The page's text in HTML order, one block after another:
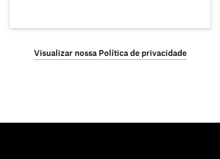
Visualizar nossa Política de privacidade